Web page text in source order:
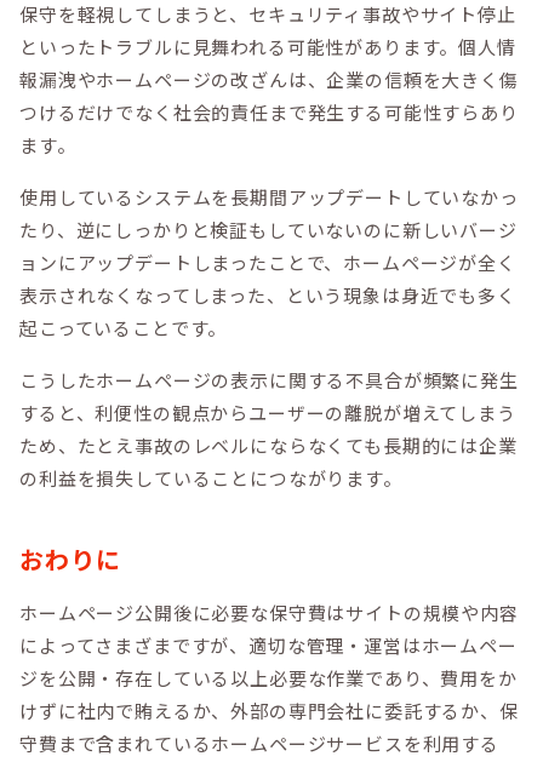
保守を軽視してしまうと、セキュリティ事故やサイト停止
といったトラブルに見舞われる可能性があります。個人情
報漏洩やホームページの改ざんは、企業の信頼を大きく傷
つけるだけでなく社会的責任まで発生する可能性すらあり
ます。
使用しているシステムを長期間アップデートしていなかっ
たり、逆にしっかりと検証もしていないのに新しいバージ
ョンにアップデートしまったことで、ホームページが全く
表示されなくなってしまった、という現象は身近でも多く
起こっていることです。
こうしたホームページの表示に関する不具合が頻繁に発生
すると、利便性の観点からユーザーの離脱が増えてしまう
ため、たとえ事故のレベルにならなくても長期的には企業
の利益を損失していることにつながります。
おわりに
ホームページ公開後に必要な保守費はサイトの規模や内容
によってさまざまですが、適切な管理・運営はホームペー
ジを公開・存在している以上必要な作業であり、費用をか
けずに社内で賄えるか、外部の専門会社に委託するか、保
守費まで含まれているホームページサービスを利用する